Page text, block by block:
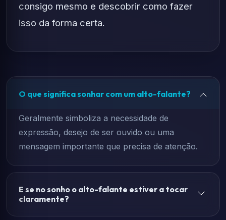
consigo mesmo e descobrir como fazer
isso da forma certa.
O que significa sonhar com um alto-falante?
Geralmente simboliza a necessidade de
expressão, desejo de ser ouvido ou uma
mensagem importante que precisa de atenção.
E se no sonho o alto-falante estiver a tocar
claramente?